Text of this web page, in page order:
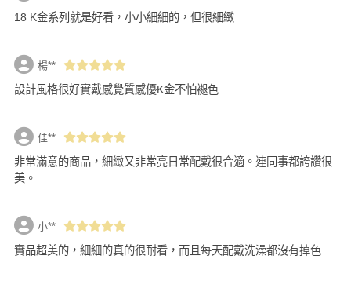
18 K金系列就是好看，小小細細的，但很細緻
楊**
設計風格很好實戴感覺質感優K金不怕褪色
佳**
非常滿意的商品，細緻又非常亮日常配戴很合適。連同事都誇讚很
美。
小**
實品超美的，細細的真的很耐看，而且每天配戴洗澡都沒有掉色